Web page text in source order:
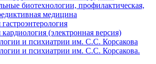
биотехнологии, профилактическая,
медицина
гастроэнтерология
кардиология (электронная версия)
и психиатрии им. С.С. Корсакова
и психиатрии им. С.С. Корсакова.